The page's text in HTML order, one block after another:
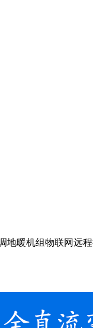
地暖机组物联网远